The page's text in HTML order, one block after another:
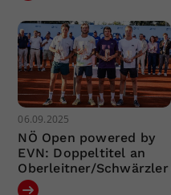
06.09.2025
NÖ Open powered by
EVN: Doppeltitel an
Oberleitner/Schwärzler